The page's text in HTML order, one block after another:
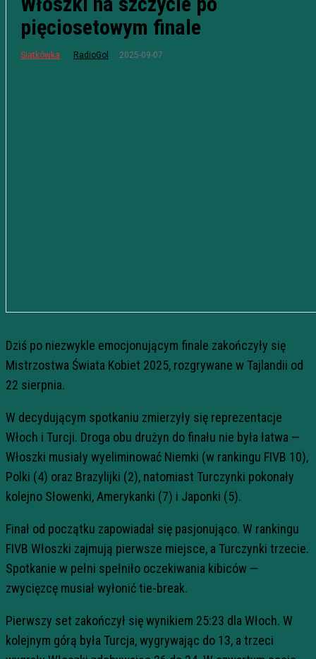
pięciosetowym finale
Siatkówka RadioGol 2025-09-07
Dziś po niezwykle emocjonującym finale zakończyły się
Mistrzostwa Świata Kobiet 2025, rozgrywane w Tajlandii od
22 sierpnia.
W decydującym spotkaniu zmierzyły się reprezentacje
Włoch i Turcji. Droga obu drużyn do finału nie była łatwa —
Włoszki musiały wyeliminować Niemki (w rankingu FIVB 10),
Polki (4) oraz Brazylijki (2), natomiast Turczynki pokonały
kolejno Słowenki, Amerykanki (7) i Japonki (5).
Finał od początku zapowiadał się pasjonująco. W rankingu
FIVB Włoszki zajmują pierwsze miejsce, a Turczynki trzecie.
Spotkanie w pełni spełniło oczekiwania kibiców —
zwycięzcę musiał wyłonić tie-break.
Pierwszy set zakończył się wynikiem 25:23 dla Włoch. W
kolejnym górą była Turcja, wygrywając do 13, a trzeci